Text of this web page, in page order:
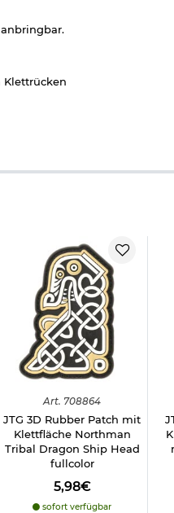
Klettrücken
Art. 708864
JTG 3D Rubber Patch mit
Klettfläche Northman
Tribal Dragon Ship Head
fullcolor
5,98€
sofort verfügbar